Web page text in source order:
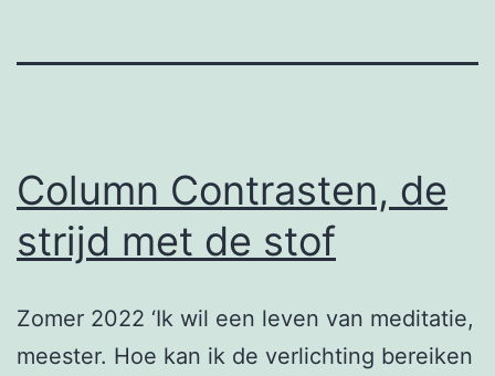
Column Contrasten, de
strijd met de stof
Zomer 2022 ‘Ik wil een leven van meditatie,
meester. Hoe kan ik de verlichting bereiken